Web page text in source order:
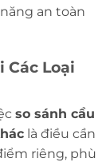
an toàn
Các Loại
so sánh cầu
là điều cần
riêng, phù